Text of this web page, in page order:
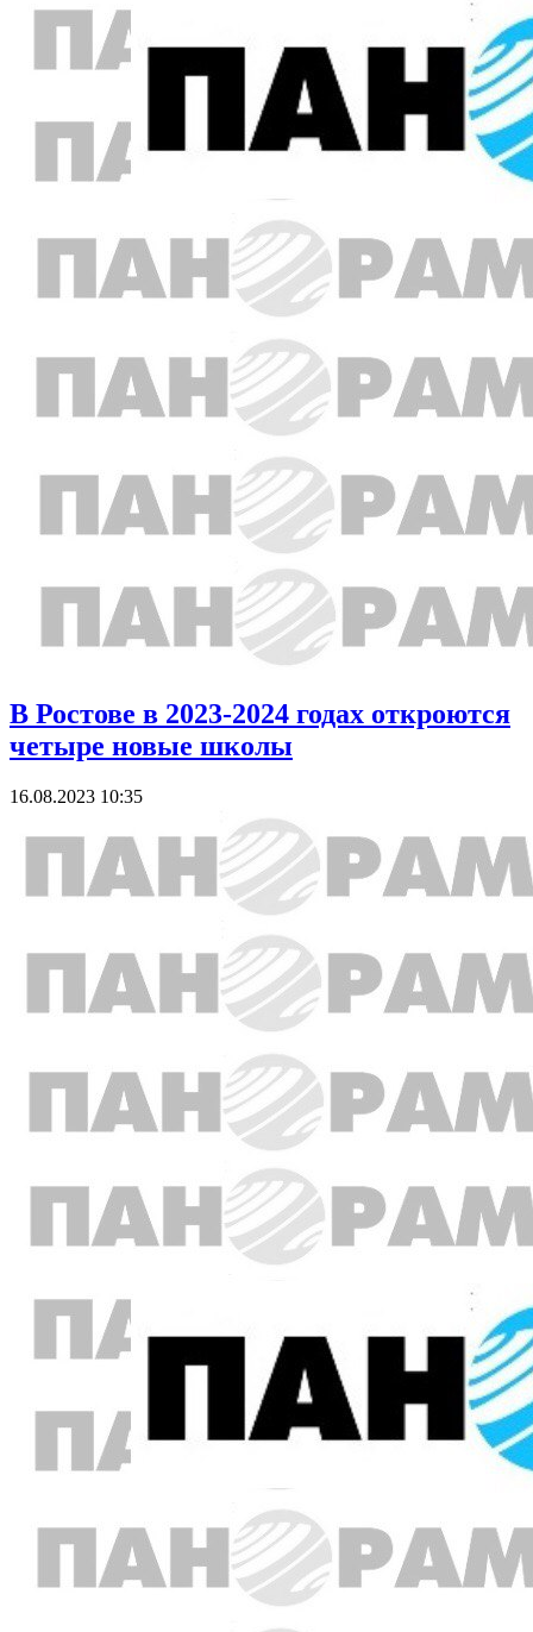
В Ростове в 2023-2024 годах откроются
четыре новые школы
16.08.2023 10:35